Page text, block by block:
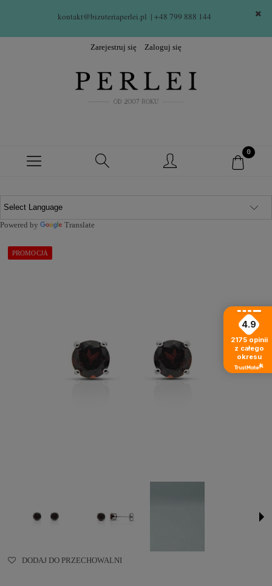
kontakt@bizuteriaperlei.pl | +48 799 888 144
Zarejestruj się Zaloguj się
Powered by Translate
PROMOCJA
DODAJ DO PRZECHOWALNI
4.9
2175 opinii
z całego
okresu